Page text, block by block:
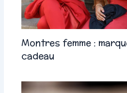
Montres femme :
cadeau